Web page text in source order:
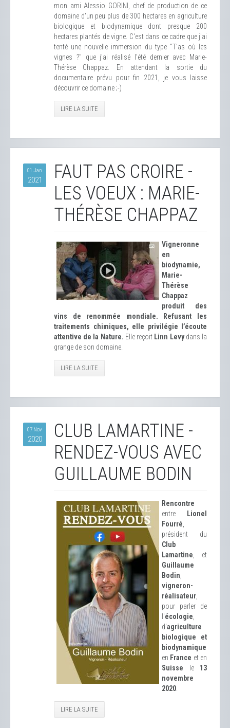
mon ami Alessio GORINI, chef de production de ce
domaine d'un peu plus de 300 hectares en agriculture
biologique et biodynamique dont presque 200
hectares plantés de vigne. C'est dans ce cadre que j'ai
tenté une nouvelle immersion du type "T'as où les
vignes ?" que j'ai réalisé l'été dernier avec Marie-
Thérèse Chappaz. En attendant la sortie du
documentaire prévu pour fin 2021, je vous laisse
découvrir ce domaine ;-)
LIRE LA SUITE
01 Jan
2021
FAUT PAS CROIRE -
LES VOEUX : MARIE-
THÉRÈSE CHAPPAZ
Vigneronne
en
biodynamie,
Marie-
Thérèse
Chappaz
produit des
vins de renommée mondiale. Refusant les
traitements chimiques, elle privilégie l’écoute
attentive de la Nature. Elle reçoit Linn Levydans la
grange de son domaine.
LIRE LA SUITE
07 Nov
2020
CLUB LAMARTINE -
RENDEZ-VOUS AVEC
GUILLAUME BODIN
Rencontre
entre
Lionel
Fourré
président du
Club
Lamartine , et
Guillaume
Bodin
vigneron-
réalisateur
pour parler de
l'écologie
d'agriculture
biologique et
biodynamique
en France et en
Suisse le 13
novembre
2020
LIRE LA SUITE